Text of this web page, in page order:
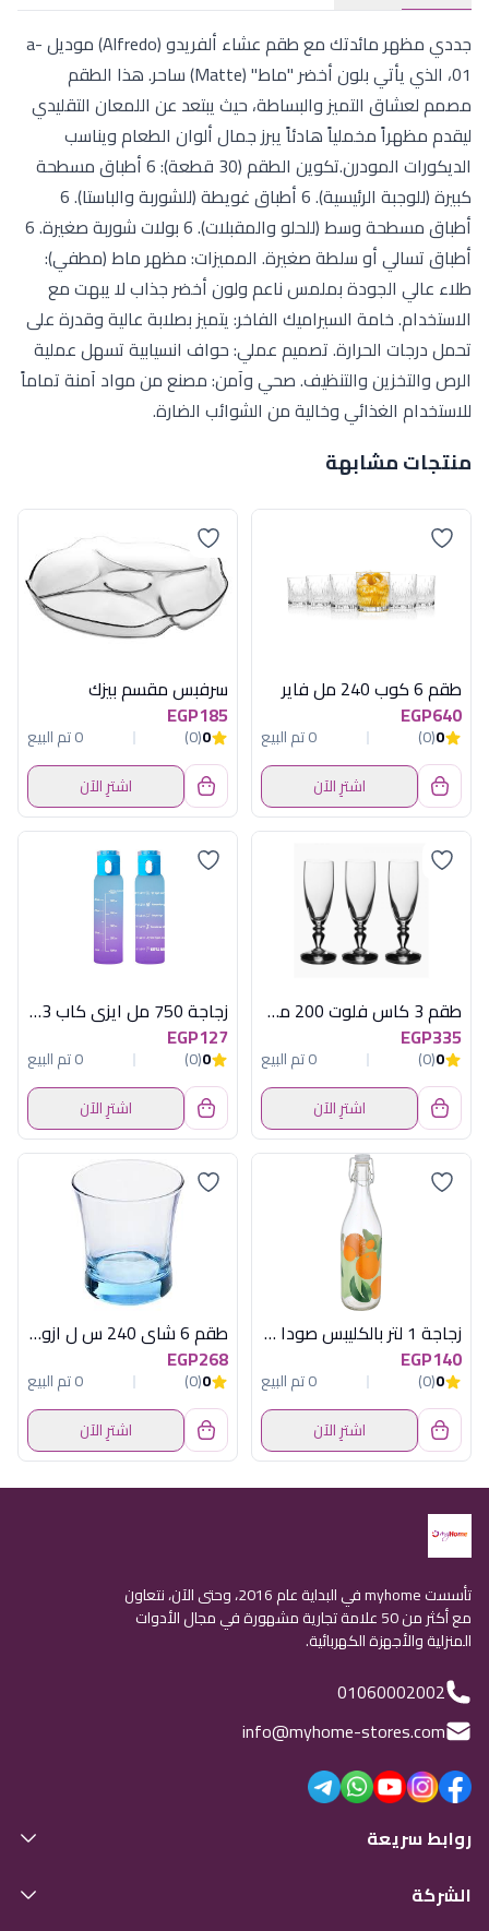
جددي مظهر مائدتك مع طقم عشاء ألفريدو (Alfredo) موديل a-
01، الذي يأتي بلون أخضر "ماط" (Matte) ساحر. هذا الطقم
مصمم لعشاق التميز والبساطة، حيث يبتعد عن اللمعان التقليدي
ليقدم مظهراً مخملياً هادئاً يبرز جمال ألوان الطعام ويناسب
الديكورات المودرن.تكوين الطقم (30 قطعة): 6 أطباق مسطحة
كبيرة (للوجبة الرئيسية). 6 أطباق غويطة (للشوربة والباستا). 6
أطباق مسطحة وسط (للحلو والمقبلات). 6 بولات شوربة صغيرة. 6
أطباق تسالي أو سلطة صغيرة. المميزات: مظهر ماط (مطفي):
طلاء عالي الجودة بملمس ناعم ولون أخضر جذاب لا يبهت مع
الاستخدام. خامة السيراميك الفاخر: يتميز بصلابة عالية وقدرة على
تحمل درجات الحرارة. تصميم عملي: حواف انسيابية تسهل عملية
الرص والتخزين والتنظيف. صحي وآمن: مصنع من مواد آمنة تماماً
للاستخدام الغذائي وخالية من الشوائب الضارة.
منتجات مشابهة
طقم 6 كوب 240 مل فاير
EGP640
0
(0)
0 تم البيع
اشترِ الآن
سرفبس مقسم بيزك
EGP185
0
(0)
0 تم البيع
اشترِ الآن
طقم 3 كاس فلوت 200 مل سيرفى
EGP335
0
(0)
0 تم البيع
اشترِ الآن
زجاجة 750 مل ايزى كاب 3 لون هيريفين
EGP127
0
(0)
0 تم البيع
اشترِ الآن
زجاجة 1 لتر بالكليبس صودا بوب ديكفر
EGP140
0
(0)
0 تم البيع
اشترِ الآن
طقم 6 شاى 240 س ل ازور تركواز باشابتشة
EGP268
0
(0)
0 تم البيع
اشترِ الآن
تأسست myhome في البداية عام 2016، وحتى الآن، نتعاون
مع أكثر من 50 علامة تجارية مشهورة في مجال الأدوات
المنزلية والأجهزة الكهربائية.
01060002002
info@myhome-stores.com
روابط سريعة
الشركة